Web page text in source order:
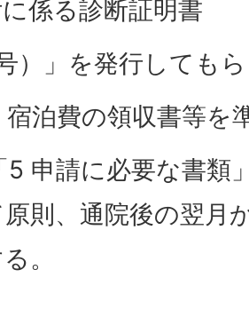
係る診断証明書
）」を発行しても
泊費の領収書等を
5 申請に必要な書類
則、通院後の翌月
。